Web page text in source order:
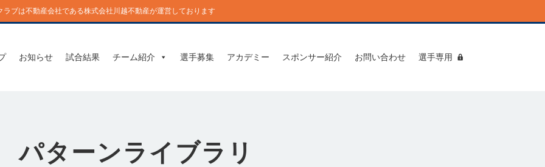
ブは不動産会社である株式会社川越不動産が運営しております
お知らせ 試合結果 チーム紹介 選手募集 アカデミー スポンサー紹介 お問い合わせ 選手専用
パターンライブラリ